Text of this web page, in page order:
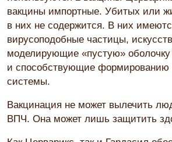
вакцины импортные. Убитых или
в них не содержится. В них
вирусоподобные частицы,
моделирующие «пустую» оболочку
и способствующие формированию
системы.
Вакцинация не может вылечить
ВПЧ. Она может лишь защитить